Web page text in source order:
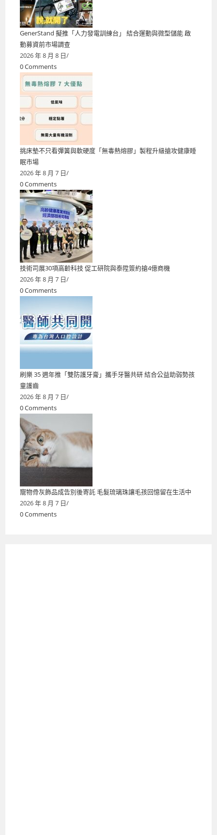
GenerStand 擬推「人力發電訓練台」 結合運動與微型儲能 啟
動募資前市場調查
2026 年 8 月 8 日/
0 Comments
挑床墊不只看彈簧與軟硬度「無毒熱熔膠」製程升級搶攻健康睡
眠市場
2026 年 8 月 7 日/
0 Comments
技術司展30項高齡科技 促工研院與泰陞簽約搶4億商機
2026 年 8 月 7 日/
0 Comments
刷樂 35 週年推「雙防護牙膏」攜手牙醫共研 結合公益助弱勢孩
童護齒
2026 年 8 月 7 日/
0 Comments
寵物骨灰飾品成告別後寄託 毛髮琉璃珠讓毛孩回憶留在生活中
2026 年 8 月 7 日/
0 Comments